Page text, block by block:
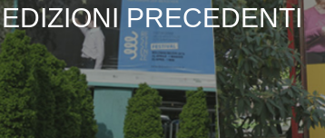
EDIZIONI PRECEDENTI